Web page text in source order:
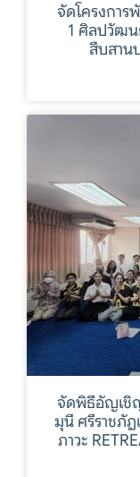
จัดโครงการ
1 ศิลปวัฒน
สืบสาน
จัดพิธีอัญเชิ
มุนี ศรีราชภัฏ
ภาวะ